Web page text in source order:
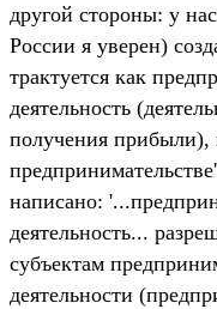
другой стороны: у
России я уверен)
трактуется как
деятельность
получения прибыли),
написано:
деятельность...
субъектам
деятельности